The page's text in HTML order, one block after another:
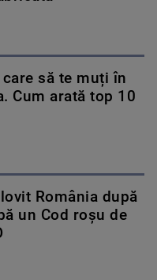
să te muți în
Cum arată top 10
România după
un Cod roşu de